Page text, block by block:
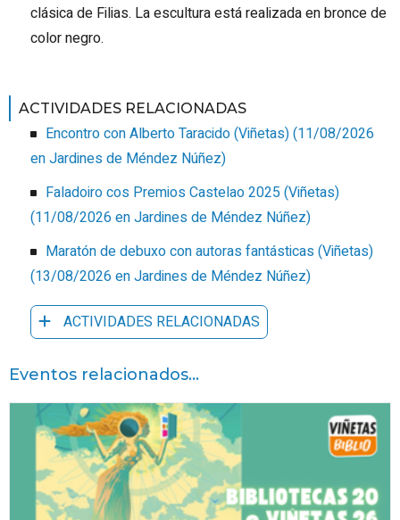
clásica de Filias. La escultura está realizada en bronce de
color negro.
ACTIVIDADES RELACIONADAS
Encontro con Alberto Taracido (Viñetas)(11/08/2026
en Jardines de Méndez Núñez)
Faladoiro cos Premios Castelao 2025 (Viñetas)
(11/08/2026 en Jardines de Méndez Núñez)
Maratón de debuxo con autoras fantásticas (Viñetas)
(13/08/2026 en Jardines de Méndez Núñez)
ACTIVIDADES RELACIONADAS
Eventos relacionados...